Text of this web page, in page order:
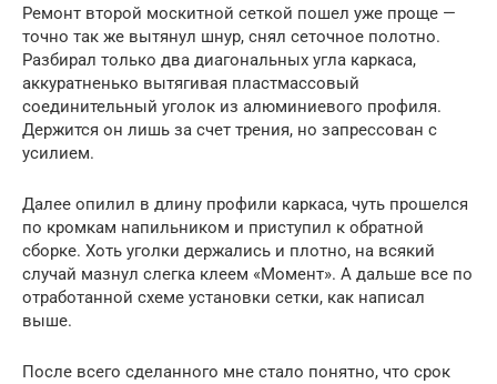
Ремонт второй москитной сеткой пошел уже проще —
точно так же вытянул шнур, снял сеточное полотно.
Разбирал только два диагональных угла каркаса,
аккуратненько вытягивая пластмассовый
соединительный уголок из алюминиевого профиля.
Держится он лишь за счет трения, но запрессован с
усилием.
Далее опилил в длину профили каркаса, чуть прошелся
по кромкам напильником и приступил к обратной
сборке. Хоть уголки держались и плотно, на всякий
случай мазнул слегка клеем «Момент». А дальше все по
отработанной схеме установки сетки, как написал
выше.
После всего сделанного мне стало понятно, что срок